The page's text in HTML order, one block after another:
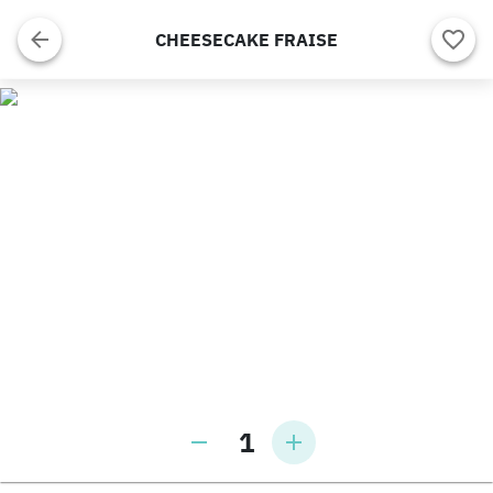
CHEESECAKE FRAISE
1